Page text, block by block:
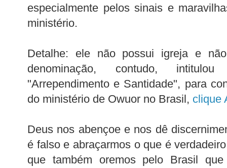
especialmente pelos sinais e
ministério.
Detalhe: ele não possui igreja e
denominação, contudo,
"Arrependimento e Santidade", para
do ministério de Owuor no Brasil, clique
Deus nos abençoe e nos dê
é falso e abraçarmos o que é
que também oremos pelo Brasil